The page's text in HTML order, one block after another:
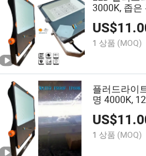
3000K, 좁은
치라이트 조명
US$
1 상품 (MOQ)
플러드라이
명 4000K,
US$
1 상품 (MOQ)